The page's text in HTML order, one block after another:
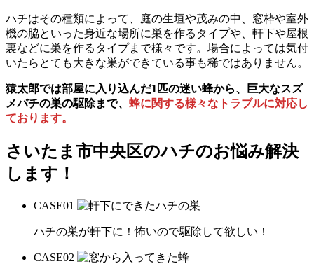
ハチはその種類によって、庭の生垣や茂みの中、窓枠や室外
機の脇といった身近な場所に巣を作るタイプや、軒下や屋根
裏などに巣を作るタイプまで様々です。場合によっては気付
いたらとても大きな巣ができている事も稀ではありません。
猿太郎では部屋に入り込んだ1匹の迷い蜂から、巨大なスズ
メバチの巣の駆除まで、 蜂に関する様々なトラブルに対応し
ております。
さいたま市中央区のハチのお悩み解決
します！
CASE01
ハチの巣が軒下に！怖いので駆除して欲しい！
CASE02